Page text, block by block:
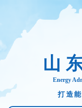
山
Energy
打造